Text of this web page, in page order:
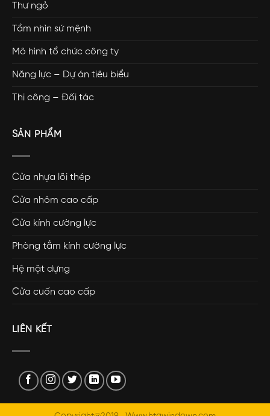
Thư ngỏ
Tầm nhìn sứ mệnh
Mô hình tổ chức công ty
Năng lực – Dự án tiêu biểu
Thi công – Đối tác
SẢN PHẨM
Cửa nhựa lõi thép
Cửa nhôm cao cấp
Cửa kính cường lực
Phòng tắm kính cường lực
Hệ mặt dựng
Cửa cuốn cao cấp
LIÊN KẾT